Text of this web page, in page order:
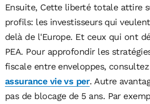
Ensuite, Cette liberté totale attire
profils: les investisseurs qui
delà de l'Europe. Et ceux qui ont
PEA. Pour approfondir les
fiscale entre enveloppes,
assurance vie vs per. Autre
pas de blocage de 5 ans. Par